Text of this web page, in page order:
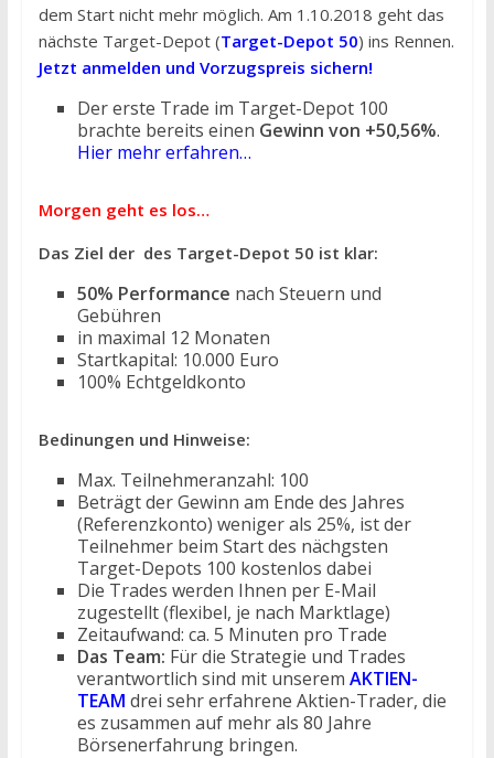
dem Start nicht mehr möglich. Am 1.10.2018 geht das
nächste Target-Depot (Target-Depot 50) ins Rennen.
Jetzt anmelden und Vorzugspreis sichern!
Der erste Trade im Target-Depot 100
brachte bereits einen Gewinn von +50,56%.
Hier mehr erfahren…
Morgen geht es los…
Das Ziel der des Target-Depot 50 ist klar:
50% Performance nach Steuern und
Gebühren
in maximal 12 Monaten
Startkapital: 10.000 Euro
100% Echtgeldkonto
Bedinungen und Hinweise:
Max. Teilnehmeranzahl: 100
Beträgt der Gewinn am Ende des Jahres
(Referenzkonto) weniger als 25%, ist der
Teilnehmer beim Start des nächgsten
Target-Depots 100 kostenlos dabei
Die Trades werden Ihnen per E-Mail
zugestellt (flexibel, je nach Marktlage)
Zeitaufwand: ca. 5 Minuten pro Trade
Das Team: Für die Strategie und Trades
verantwortlich sind mit unserem AKTIEN-
TEAM drei sehr erfahrene Aktien-Trader, die
es zusammen auf mehr als 80 Jahre
Börsenerfahrung bringen.